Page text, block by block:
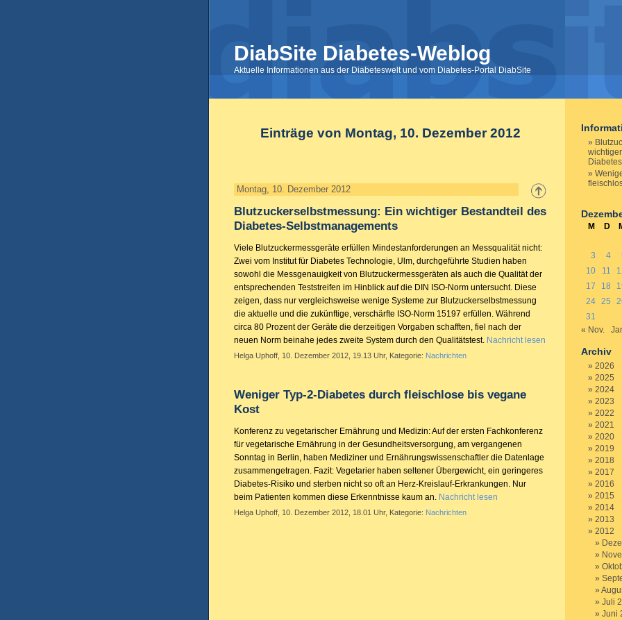
DiabSite Diabetes-Weblog
Aktuelle Informationen aus der Diabeteswelt und vom Diabetes-Portal DiabSite
Einträge von Montag, 10. Dezember 2012
Montag, 10. Dezember 2012
Blutzuckerselbstmessung: Ein wichtiger Bestandteil des
Diabetes-Selbstmanagements
Viele Blutzuckermessgeräte erfüllen Mindestanforderungen an Messqualität nicht:
Zwei vom Institut für Diabetes Technologie, Ulm, durchgeführte Studien haben
sowohl die Messgenauigkeit von Blutzuckermessgeräten als auch die Qualität der
entsprechenden Teststreifen im Hinblick auf die DIN ISO-Norm untersucht. Diese
zeigen, dass nur vergleichsweise wenige Systeme zur Blutzuckerselbstmessung
die aktuelle und die zukünftige, verschärfte ISO-Norm 15197 erfüllen. Während
circa 80 Prozent der Geräte die derzeitigen Vorgaben schafften, fiel nach der
neuen Norm beinahe jedes zweite System durch den Qualitätstest. Nachricht lesen
Helga Uphoff, 10. Dezember 2012, 19.13 Uhr, Kategorie: Nachrichten
Weniger Typ-2-Diabetes durch fleischlose bis vegane
Kost
Konferenz zu vegetarischer Ernährung und Medizin: Auf der ersten Fachkonferenz
für vegetarische Ernährung in der Gesundheitsversorgung, am vergangenen
Sonntag in Berlin, haben Mediziner und Ernährungswissenschaftler die Datenlage
zusammengetragen. Fazit: Vegetarier haben seltener Übergewicht, ein geringeres
Diabetes-Risiko und sterben nicht so oft an Herz-Kreislauf-Erkrankungen. Nur
beim Patienten kommen diese Erkenntnisse kaum an. Nachricht lesen
Helga Uphoff, 10. Dezember 2012, 18.01 Uhr, Kategorie: Nachrichten
M D
3
4
10
11
17
18
24 25
31
« Nov.
Archiv
2026
2025
2024
2023
2022
2021
2020
2019
2018
2017
2016
2015
2014
2013
2012
Juli
Juni